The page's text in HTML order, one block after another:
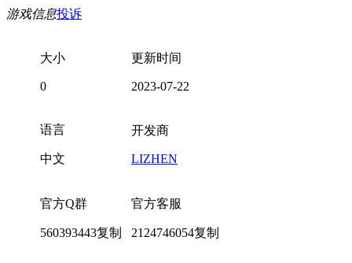
游戏信息投诉
大小
0
更新时间
2023-07-22
语言
中文
开发商
LIZHEN
官方Q群
560393443复制
官方客服
2124746054复制